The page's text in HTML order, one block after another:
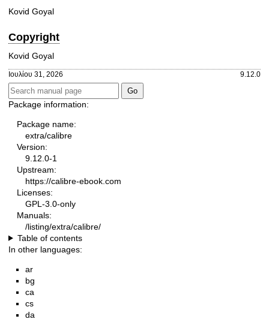
Kovid Goyal
Copyright
Kovid Goyal
Ιουλίου 31, 2026 9.12.0
Package information:
Package name:
extra/calibre
Version:
9.12.0-1
Upstream:
https://calibre-ebook.com
Licenses:
GPL-3.0-only
Manuals:
/listing/extra/calibre/
Table of contents
In other languages:
ar
bg
ca
cs
da